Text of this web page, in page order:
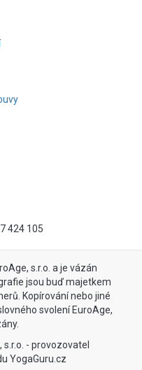
424 105
s.r.o. a je vázán
jsou buď majetkem
Kopírování nebo jiné
svolení EuroAge,
- provozovatel
YogaGuru.cz